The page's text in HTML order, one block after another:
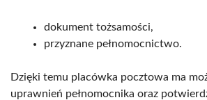
dokument tożsamości,
przyznane pełnomocnictwo.
Dzięki temu placówka pocztowa ma
uprawnień pełnomocnika oraz